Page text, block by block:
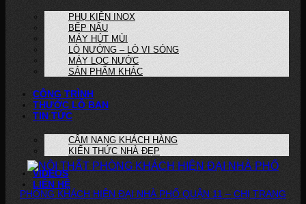
PHỤ KIỆN INOX
BẾP NẤU
MÁY HÚT MÙI
LÒ NƯỚNG – LÒ VI SÓNG
MÁY LỌC NƯỚC
SẢN PHẨM KHÁC
CÔNG TRÌNH
THƯỚC LỖ BAN
TIN TỨC
CẨM NANG KHÁCH HÀNG
KIẾN THỨC NHÀ ĐẸP
VIDEOS
LIÊN HỆ
PHÒNG KHÁCH HIỆN ĐẠI NHÀ PHỐ QUẬN 11 – CHỊ TRANG